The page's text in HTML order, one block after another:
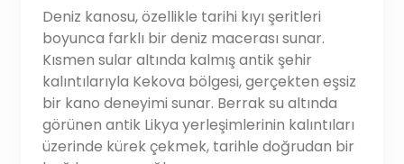
Deniz kanosu, özellikle tarihi kıyı şeritleri
boyunca farklı bir deniz macerası sunar.
Kısmen sular altında kalmış antik şehir
kalıntılarıyla Kekova bölgesi, gerçekten eşsiz
bir kano deneyimi sunar. Berrak su altında
görünen antik Likya yerleşimlerinin kalıntıları
üzerinde kürek çekmek, tarihle doğrudan bir